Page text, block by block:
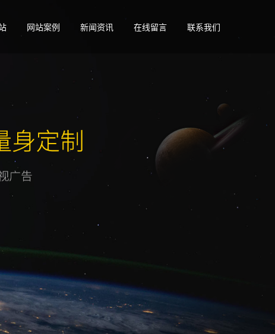
网站案例 新闻资讯 在线留言 联系我们